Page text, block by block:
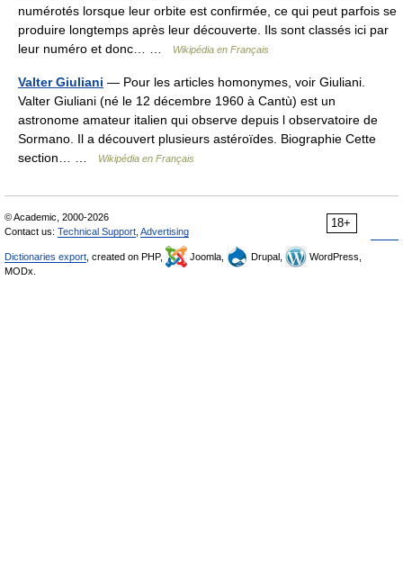
numérotés lorsque leur orbite est confirmée, ce qui peut parfois se
produire longtemps après leur découverte. Ils sont classés ici par
leur numéro et donc… …
Wikipédia en Français
Valter Giuliani — Pour les articles homonymes, voir Giuliani.
Valter Giuliani (né le 12 décembre 1960 à Cantù) est un
astronome amateur italien qui observe depuis l observatoire de
Sormano. Il a découvert plusieurs astéroïdes. Biographie Cette
section… …
Wikipédia en Français
18+
© Academic, 2000-2026
Contact us: Technical Support Advertising
Dictionaries export , created on PHP, Joomla, Drupal,
WordPress,
MODx.